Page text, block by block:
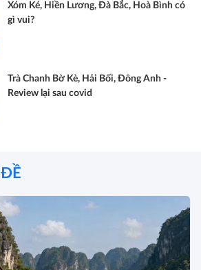
Xóm Ké, Hiền Lương, Đà Bắc, Hoà Bình có
gì vui?
Trà Chanh Bờ Kè, Hải Bối, Đông Anh -
Review lại sau covid